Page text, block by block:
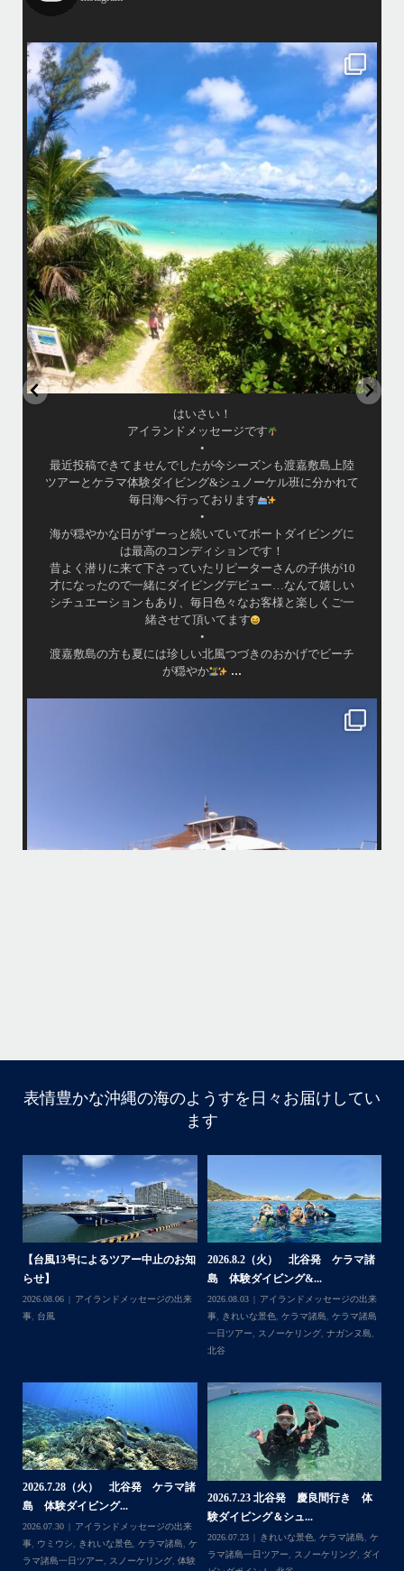
island.message
はいさい！
アイランドメッセージです
•
最近投稿できてませんでしたが今シーズンも渡嘉敷島上陸ツアーとケラ
マ体験ダイビング&シュノーケル班に分かれて毎日海へ行っております
•
海が穏やかな日がずーっと続いていてボートダイビングには最高のコン
ディションです！
昔よく潜りに来て下さっていたリピーターさんの子供が10才になったの
で一緒にダイビングデビュー…なんて嬉しいシチュエーションもあり、
毎日色々なお客様と楽しくご一緒させて頂いてます
渡嘉敷島の方も夏には珍しい北風つづきのおかげでビーチが穏やか
...
8月 14
はいさい！
アイランドメッセージです
•
最近投稿できてませんでしたが今シーズンも渡嘉敷島上陸
ツアーとケラマ体験ダイビング&シュノーケル班に分かれて
毎日海へ行っております
•
海が穏やかな日がずーっと続いていてボートダイビングに
は最高のコンディションです！
昔よく潜りに来て下さっていたリピーターさんの子供が10
才になったので一緒にダイビングデビュー…なんて嬉しい
シチュエーションもあり、毎日色々なお客様と楽しくご一
緒させて頂いてます
•
渡嘉敷島の方も夏には珍しい北風つづきのおかげでビーチ
が穏やか
...
パーフェクトな海でバナナボートに船上BBQ、シュノーケリングとお楽
しみ頂いております
・
・
何ヶ月も前からやり取りさせて頂き温めていたご予約でしたので、お天
はいさい
アイランドメッセージです
最近は、連日クルーザーチャーターのご利用が続いていて
梅雨明け後のパーフェクトな海でバナナボートに船上
BBQ、シュノーケリングとお楽しみ頂いております
・
・
何ヶ月も前からやり取りさせて頂き温めていたご予約でし
たので、お天気とコンディションに恵まれて、皆さん大満
足な一日を過ごして頂けて本当によかったです
くださいね！！
Follow on Instagram
表情豊かな沖縄の海のようすを日々お届けしてい
ます
2026.7.18 北谷発 慶良間行き シ
ュノーケル＆ダイビ...
2026.07.19 ウミガメ ,きれいな景色,ケラ
マ諸島,ケラマ諸島一日ツアー
2026.7.6（月） 北谷発 ケラマ諸
島 ３ダイブ体験ダイ...
2026.07.08
アイランドメッセージの出来
事, きれいな景色, ケラマ諸島, ケラマ諸島
一日ツアー, スノーケリング, ボートダイ
ブ,北谷
2026.7.1（水） 北谷発 ケラマ諸
島 体験ダイビング&...
2026.07.06
アイランドメッセージの出来
事, ウミガメ きれいな景色 ケラマ諸島
ケ
ラマ諸島一日ツアー
スノーケリング, ボー
チャーター ブログ...
の出来事, きれいな景色,ケラマ諸島一日ツ
アー ,スノーケリング , チャータークルー